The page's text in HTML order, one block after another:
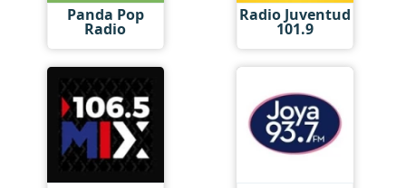
Panda Pop
Radio
Radio Juventud
101.9